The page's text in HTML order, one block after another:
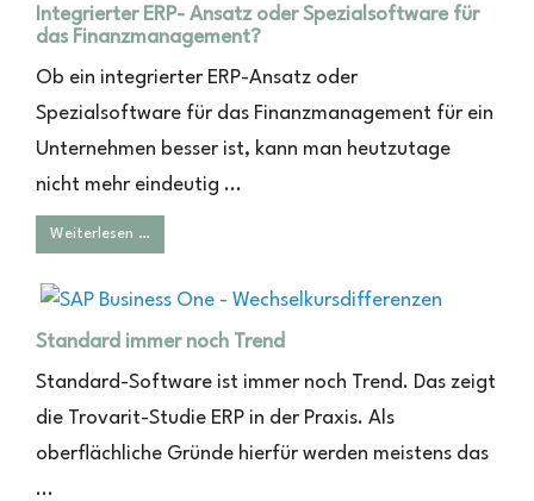
Integrierter ERP- Ansatz oder Spezialsoftware für
das Finanzmanagement?
Ob ein integrierter ERP-Ansatz oder
Spezialsoftware für das Finanzmanagement für ein
Unternehmen besser ist, kann man heutzutage
nicht mehr eindeutig ...
Weiterlesen …
Standard immer noch Trend
Standard-Software ist immer noch Trend. Das zeigt
die Trovarit-Studie ERP in der Praxis. Als
oberflächliche Gründe hierfür werden meistens das
...